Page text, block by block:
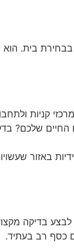
בית.
קניות
שלכם?
באזור
בדיקה
כסף רב בעתיד.